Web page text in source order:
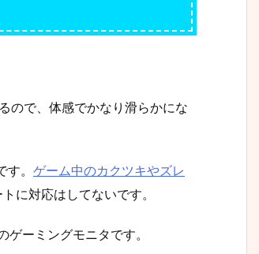
ので、体感でかなり滑らかにな
。 ゲーム中のカクツキやズレ
に対応はしてないです。
ーミングモニタです。